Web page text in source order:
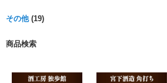
その他(19)
商品検索